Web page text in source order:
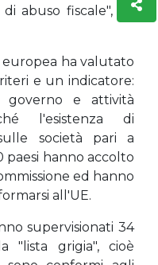
abuso fiscale", ha
europea ha valutato
e un indicatore:
governo e attività
l'esistenza di
società pari a
paesi hanno accolto
ed hanno
all'UE.
supervisionati 34
"lista grigia", cioè